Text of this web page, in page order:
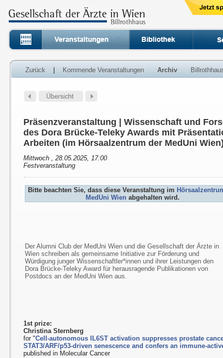
Zurück Kommende Veranstaltungen Archiv
Präsenzveranstaltung | Wissenschaft und
des Dora Brücke-Teleky Awards mit
Arbeiten (im Hörsaalzentrum der MedUni
Mittwoch , 28.05.2025, 17:00
Festveranstaltung
Bitte beachten Sie, dass diese Veranstaltung im
MedUni Wien abgehalten wird.
Der Alumni Club der MedUni Wien und die Gesellschaft der Ärzte in
Wien schreiben als gemeinsame Initiative zur Förderung und
Würdigung junger Wissenschaftler*innen und ihrer Leistungen den
Dora Brücke-Teleky Award für herausragende Publikationen von
Postdocs an der MedUni Wien aus.
1st prize:
Christina Sternberg
for "Cell-autonomous IL6ST activation suppresses prostate
STAT3/ARF/p53-driven senescence and confers an immune-
published in Molecular Cancer